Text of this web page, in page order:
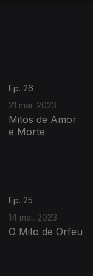
Ep. 26
21 mai. 2023
Mitos de Amor
e Morte
Ep. 25
14 mai. 2023
O Mito de Orfeu